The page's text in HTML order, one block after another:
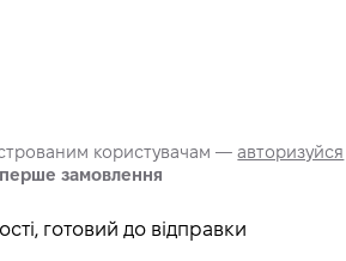
користувачам —авторизуйся
замовлення
готовий до відправки